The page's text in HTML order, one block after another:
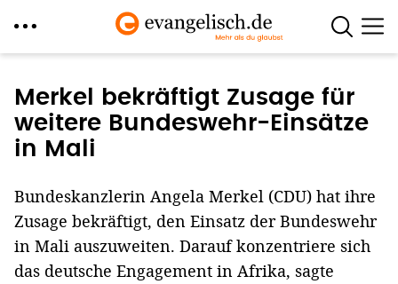
zum
Inhalt
Merkel bekräftigt Zusage für
weitere Bundeswehr-Einsätze
in Mali
Bundeskanzlerin Angela Merkel (CDU) hat ihre
Zusage bekräftigt, den Einsatz der Bundeswehr
in Mali auszuweiten. Darauf konzentriere sich
das deutsche Engagement in Afrika, sagte